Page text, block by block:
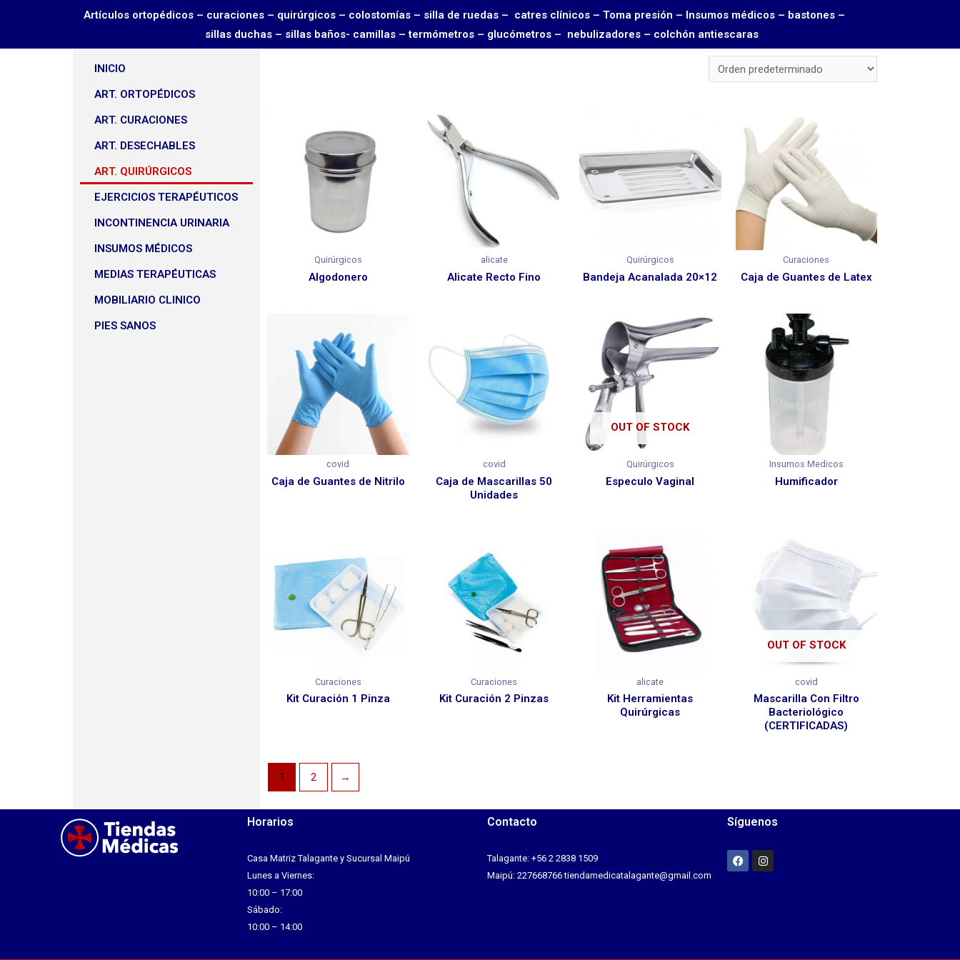
Artículos ortopédicos – curaciones – quirúrgicos – colostomías – silla de ruedas – catres clínicos – Toma presión – Insumos médicos – bastones –
sillas duchas – sillas baños- camillas – termómetros – glucómetros – nebulizadores – colchón antiescaras
INICIO
ART. ORTOPÉDICOS
ART. CURACIONES
ART. DESECHABLES
ART. QUIRÚRGICOS
EJERCICIOS TERAPÉUTICOS
INCONTINENCIA URINARIA
INSUMOS MÉDICOS
MEDIAS TERAPÉUTICAS
MOBILIARIO CLINICO
PIES SANOS
Quirúrgicos
Algodonero
alicate
Alicate Recto Fino
Quirúrgicos
Bandeja Acanalada 20×12
Curaciones
Caja de Guantes de Latex
covid
Caja de Guantes de Nitrilo
covid
Caja de Mascarillas 50
Unidades
OUT OF STOCK
Quirúrgicos
Especulo Vaginal
Insumos Medicos
Humificador
Curaciones
Kit Curación 1 Pinza
Curaciones
Kit Curación 2 Pinzas
alicate
Kit Herramientas
Quirúrgicas
OUT OF STOCK
covid
Mascarilla Con Filtro
Bacteriológico
(CERTIFICADAS)
1 2 →
Horarios
Casa Matriz Talagante y Sucursal Maipú
Lunes a Viernes:
10:00 – 17:00
Sábado:
10:00 – 14:00
Contacto
Talagante: +56 2 2838 1509
Maipú: 227668766 tiendamedicatalagante@gmail.com
Síguenos